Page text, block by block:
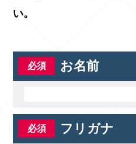
い。
お名前
フリガナ